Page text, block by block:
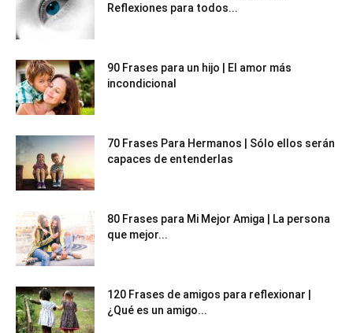
Reflexiones para todos...
90 Frases para un hijo | El amor más
incondicional
70 Frases Para Hermanos | Sólo ellos serán
capaces de entenderlas
80 Frases para Mi Mejor Amiga | La persona
que mejor...
120 Frases de amigos para reflexionar |
¿Qué es un amigo...